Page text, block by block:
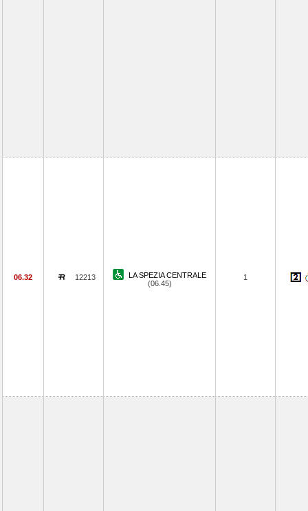
06.32 12213
LA SPEZIA CENTRALE
(06.45)
1